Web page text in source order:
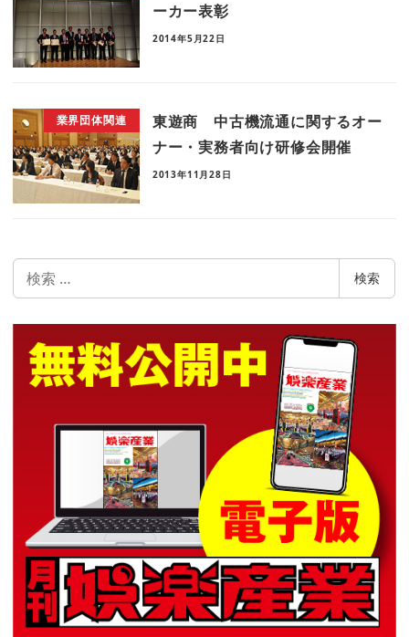
ーカー表彰
2014年5月22日
業界団体関連
東遊商 中古機流通に関するオー
ナー・実務者向け研修会開催
2013年11月28日
索
検索